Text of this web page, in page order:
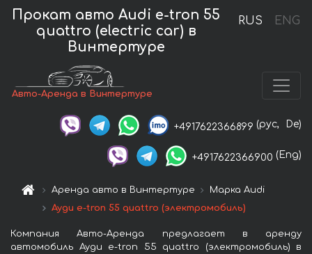
RUS ENG
Прокат авто Audi e-tron 55
quattro (electric car) в
Винтертуре
Авто-Аренда в Винтертуре
+4917622366899 (рус, De)
+4917622366900 (Eng)
Аренда авто в Винтертуре
Марка Audi
Ауди e-tron 55 quattro (электромобиль)
Компания Авто-Аренда предлагает в аренду
автомобиль Ауди e-tron 55 quattro (электромобиль) в